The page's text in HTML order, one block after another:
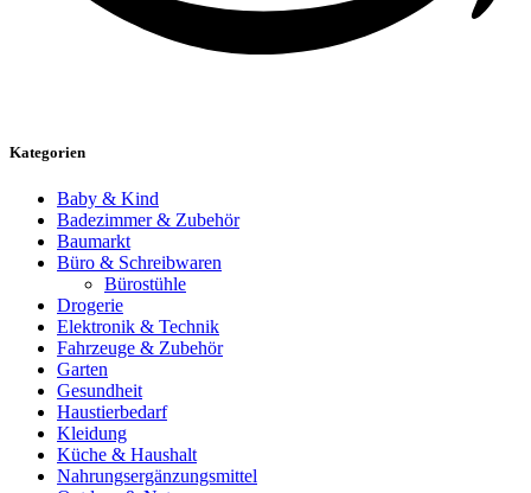
Kategorien
Baby & Kind
Badezimmer & Zubehör
Baumarkt
Büro & Schreibwaren
Bürostühle
Drogerie
Elektronik & Technik
Fahrzeuge & Zubehör
Garten
Gesundheit
Haustierbedarf
Kleidung
Küche & Haushalt
Nahrungsergänzungsmittel